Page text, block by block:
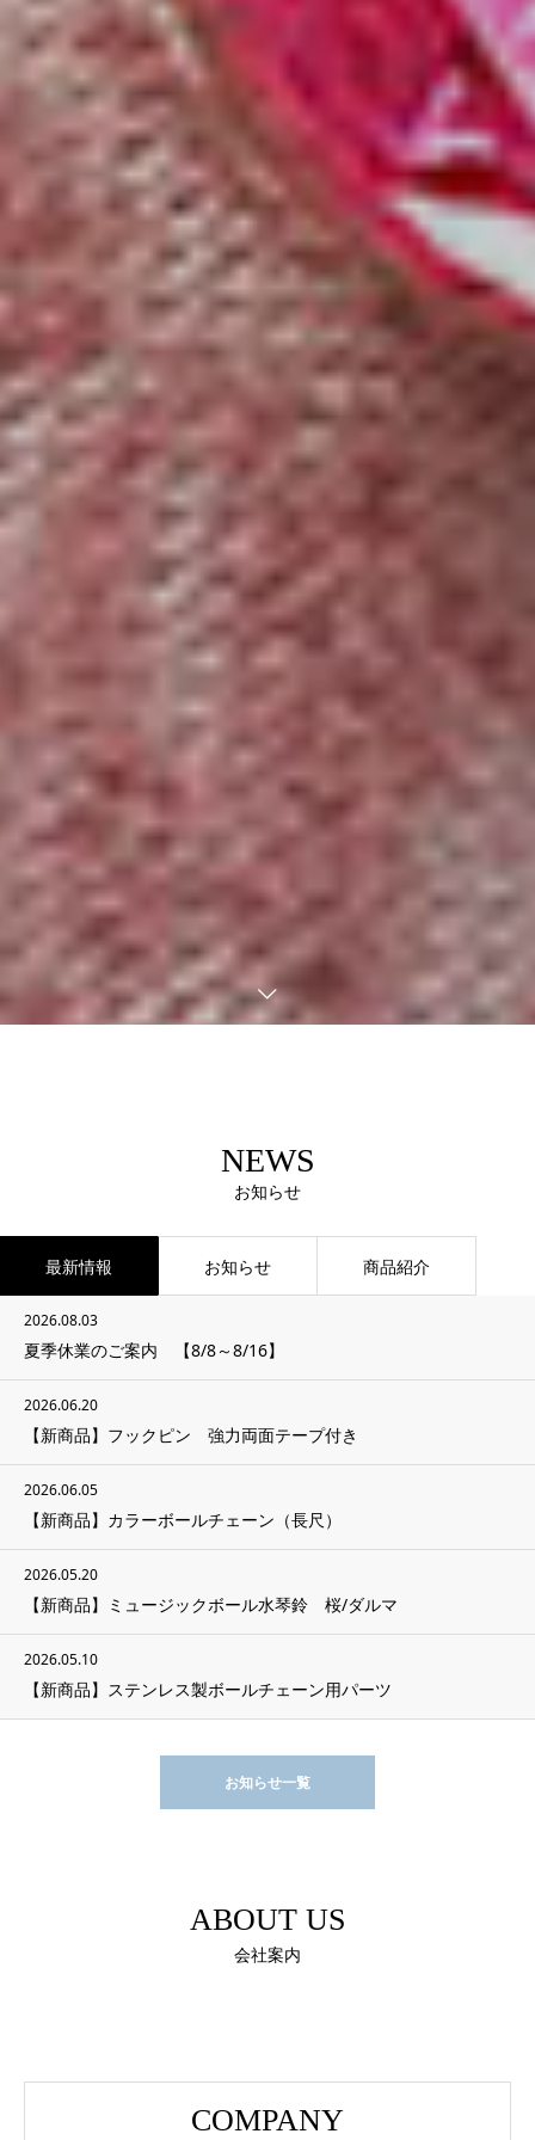
NEWS
お知らせ
最新情報 お知らせ 商品紹介
2026.08.03
夏季休業のご案内 【8/8～8/16】
2026.06.20
【新商品】フックピン 強力両面テープ付き
2026.06.05
【新商品】カラーボールチェーン（長尺）
2026.05.20
【新商品】ミュージックボール水琴鈴 桜/ダルマ
2026.05.10
【新商品】ステンレス製ボールチェーン用パーツ
お知らせ一覧
ABOUT US
会社案内
COMPANY